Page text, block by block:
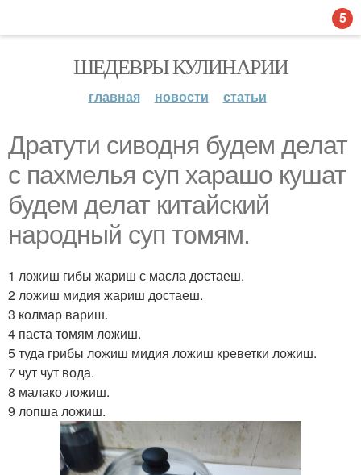
ШЕДЕВРЫ КУЛИНАРИИ
главная новости статьи
Дратути сиводня будем делат
с пахмелья суп харашо кушат
будем делат китайский
народный суп томям.
1 ложиш гибы жариш с масла достаеш.
2 ложиш мидия жариш достаеш.
3 колмар вариш.
4 паста томям ложиш.
5 туда грибы ложиш мидия ложиш креветки ложиш.
7 чут чут вода.
8 малако ложиш.
9 лопша ложиш.
5